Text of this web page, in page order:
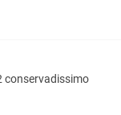
conservadissimo